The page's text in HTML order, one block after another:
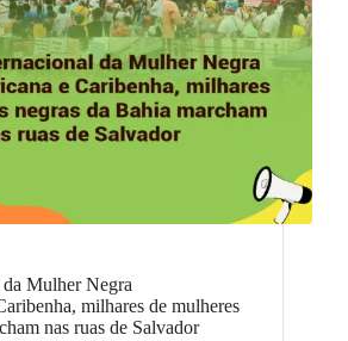
Mulher Negra
milhares de mulheres
nas ruas de Salvador